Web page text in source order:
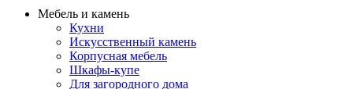
Мебель и камень
Кухни
Искусственный камень
Корпусная мебель
Шкафы-купе
Для загородного дома